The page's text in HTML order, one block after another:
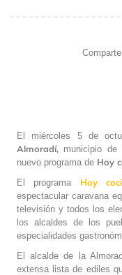
El miércoles 5 de
Almoradí, municipio de
nuevo programa de Hoy
El programa Hoy
espectacular caravana
televisión y todos los
los alcaldes de los
especialidades
El alcalde de la
extensa lista de ediles